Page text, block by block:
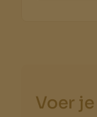
Voer